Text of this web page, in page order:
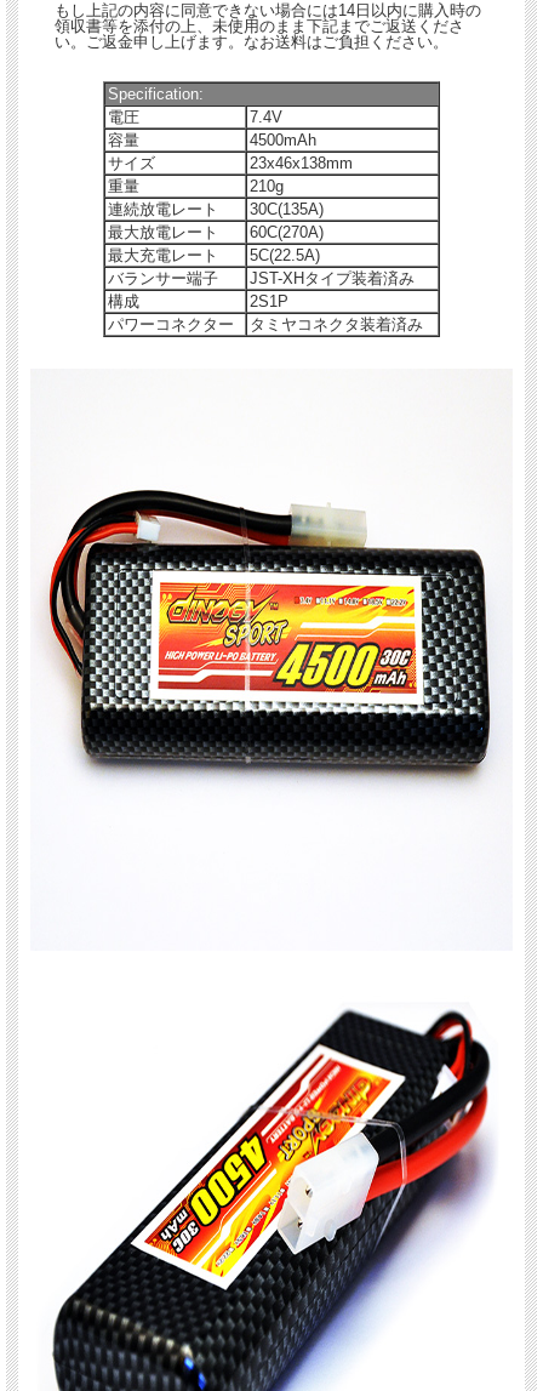
もし上記の内容に同意できない場合には14日以内に購入時の
領収書等を添付の上、未使用のまま下記までご返送くださ
い。ご返金申し上げます。なお送料はご負担ください。
Specification:
電圧
7.4V
容量
4500mAh
サイズ
23x46x138mm
重量
210g
連続放電レート
30C(135A)
最大放電レート
60C(270A)
最大充電レート
5C(22.5A)
バランサー端子
JST-XHタイプ装着済み
構成
2S1P
パワーコネクター
タミヤコネクタ装着済み